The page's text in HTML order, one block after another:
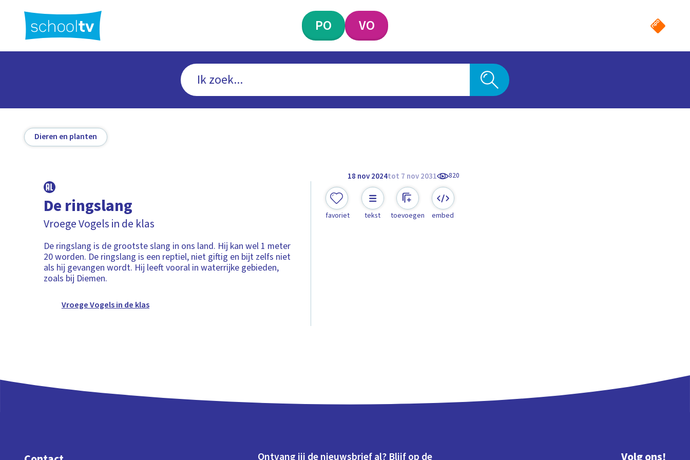
hoofdinhoud
PO VO
Dieren en planten
18 nov 2024tot 7 nov 2031 820
De ringslang
Vroege Vogels in de klas
De ringslang is de grootste slang in ons land. Hij kan wel 1 meter
20 worden. De ringslang is een reptiel, niet giftig en bijt zelfs niet
als hij gevangen wordt. Hij leeft vooral in waterrijke gebieden,
zoals bij Diemen.
Vroege Vogels in de klas
favoriet tekst toevoegen embed
Ontvang jij de nieuwsbrief al? Blijf op de